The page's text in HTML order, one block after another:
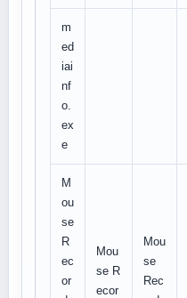
m
ed
iai
nf
o.
ex
e
M
ou
se
R
ec
or
Mou
se R
ecor
Mou
se
Rec